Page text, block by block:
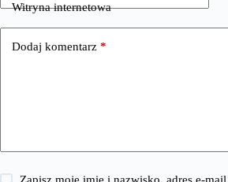
Witryna internetowa
Dodaj komentarz *